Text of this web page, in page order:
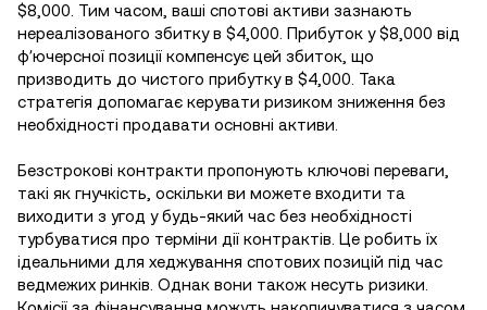
$8,000. Тим часом, ваші спотові активи зазнають
нереалізованого збитку в $4,000. Прибуток у $8,000 від
фʼючерсної позиції компенсує цей збиток, що
призводить до чистого прибутку в $4,000. Така
стратегія допомагає керувати ризиком зниження без
необхідності продавати основні активи.
Безстрокові контракти пропонують ключові переваги,
такі як гнучкість, оскільки ви можете входити та
виходити з угод у будь-який час без необхідності
турбуватися про терміни дії контрактів. Це робить їх
ідеальними для хеджування спотових позицій під час
ведмежих ринків. Однак вони також несуть ризики.